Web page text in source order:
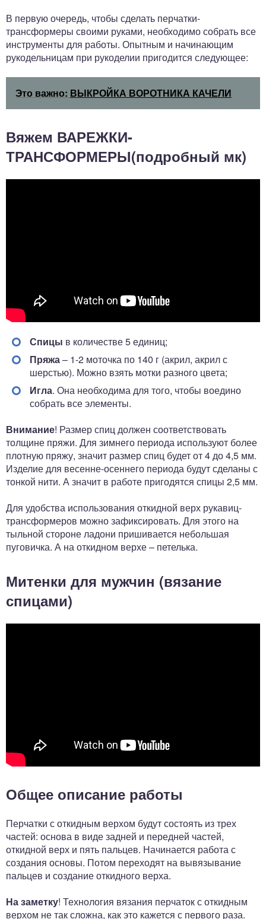
В первую очередь, чтобы сделать перчатки-
трансформеры своими руками, необходимо собрать все
инструменты для работы. Опытным и начинающим
рукодельницам при рукоделии пригодится следующее:
Это важно: ВЫКРОЙКА ВОРОТНИКА КАЧЕЛИ
Вяжем ВАРЕЖКИ-
ТРАНСФОРМЕРЫ(подробный мк)
Спицы в количестве 5 единиц;
Пряжа– 1-2 моточка по 140 г (акрил, акрил с
шерстью). Можно взять мотки разного цвета;
Игла. Она необходима для того, чтобы воедино
собрать все элементы.
Внимание! Размер спиц должен соответствовать
толщине пряжи. Для зимнего периода используют более
плотную пряжу, значит размер спиц будет от 4 до 4,5 мм.
Изделие для весенне-осеннего периода будут сделаны с
тонкой нити. А значит в работе пригодятся спицы 2,5 мм.
Для удобства использования откидной верх рукавиц-
трансформеров можно зафиксировать. Для этого на
тыльной стороне ладони пришивается небольшая
пуговичка. А на откидном верхе – петелька.
Митенки для мужчин (вязание
спицами)
Общее описание работы
Перчатки с откидным верхом будут состоять из трех
частей: основа в виде задней и передней частей,
откидной верх и пять пальцев. Начинается работа с
создания основы. Потом переходят на вывязывание
пальцев и создание откидного верха.
На заметку! Технология вязания перчаток с откидным
верхом не так сложна, как это кажется с первого раза.